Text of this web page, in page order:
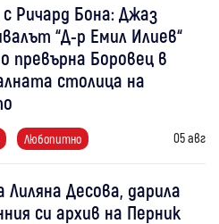
Ричард Бона: Джаз
“Д-р Емил Илиев“
превърна Боровец в
столица на
Любопитно 05 авг
Лиляна Десова, дарила
си архив на Перник